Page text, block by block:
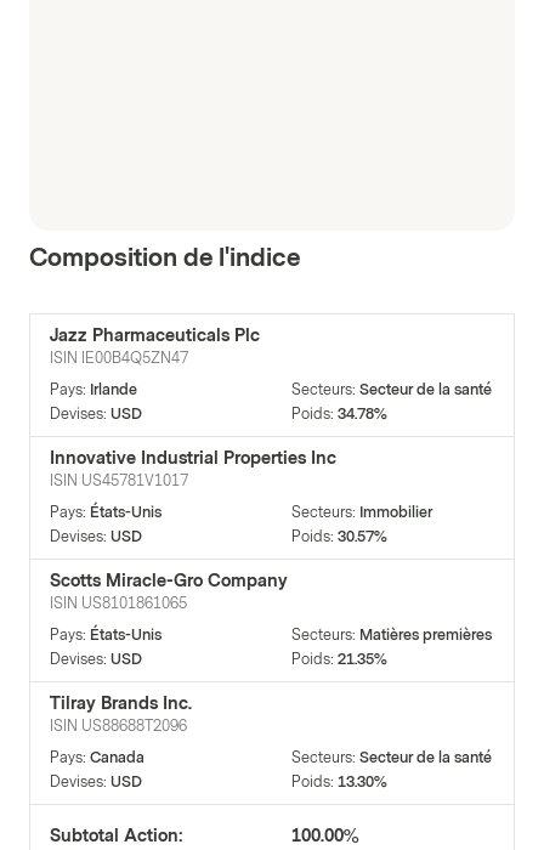
Composition de l'indice
Jazz Pharmaceuticals Plc
ISIN
IE00B4Q5ZN47
Pays: Irlande Secteurs: Secteur de la santé
Devises: USD Poids: 34.78%
Innovative Industrial Properties Inc
ISIN US45781V1017
Pays: États-Unis Secteurs: Immobilier
Devises: USD Poids: 30.57%
Scotts Miracle-Gro Company
ISIN US8101861065
Pays: États-Unis Secteurs: Matières premières
Devises: USD Poids: 21.35%
Tilray Brands Inc.
ISIN US88688T2096
Pays: Canada Secteurs: Secteur de la santé
Devises: USD Poids: 13.30%
Subtotal Action: 100.00%